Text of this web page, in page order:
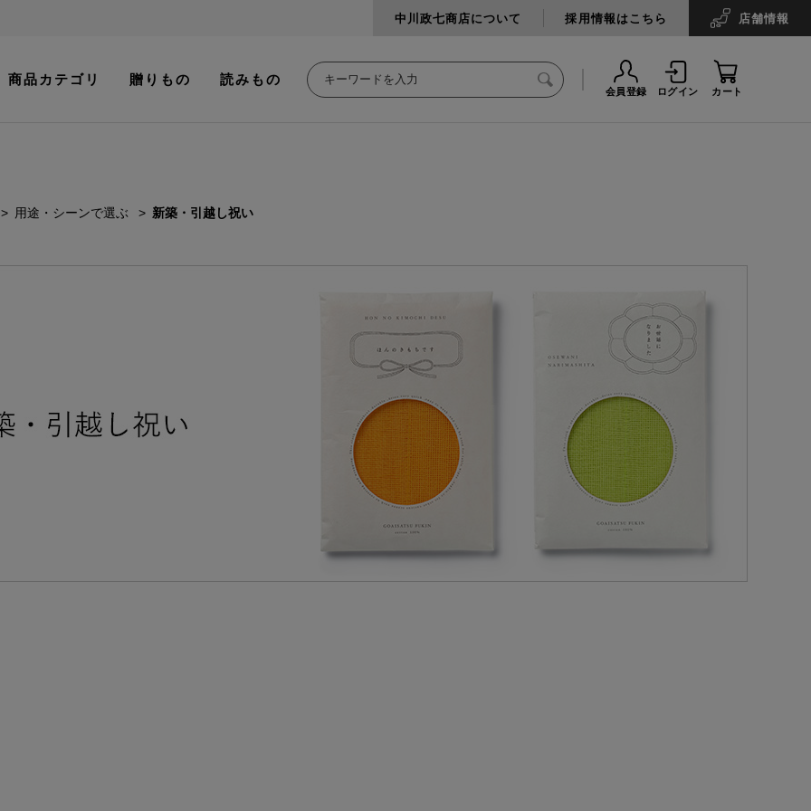
中川政七商店について 採用情報はこちら 店舗情報
商品カテゴリ 贈りもの 読みもの
会員登録 ログイン カート
用途・シーンで選ぶ 新築・引越し祝い